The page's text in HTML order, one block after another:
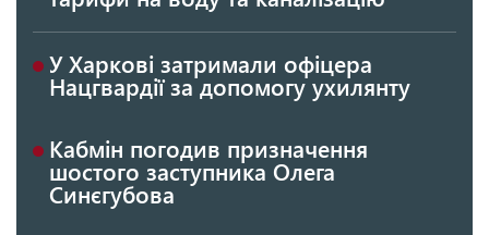
У Харкові затримали офіцера
Нацгвардії за допомогу ухилянту
Кабмін погодив призначення
шостого заступника Олега
Синєгубова